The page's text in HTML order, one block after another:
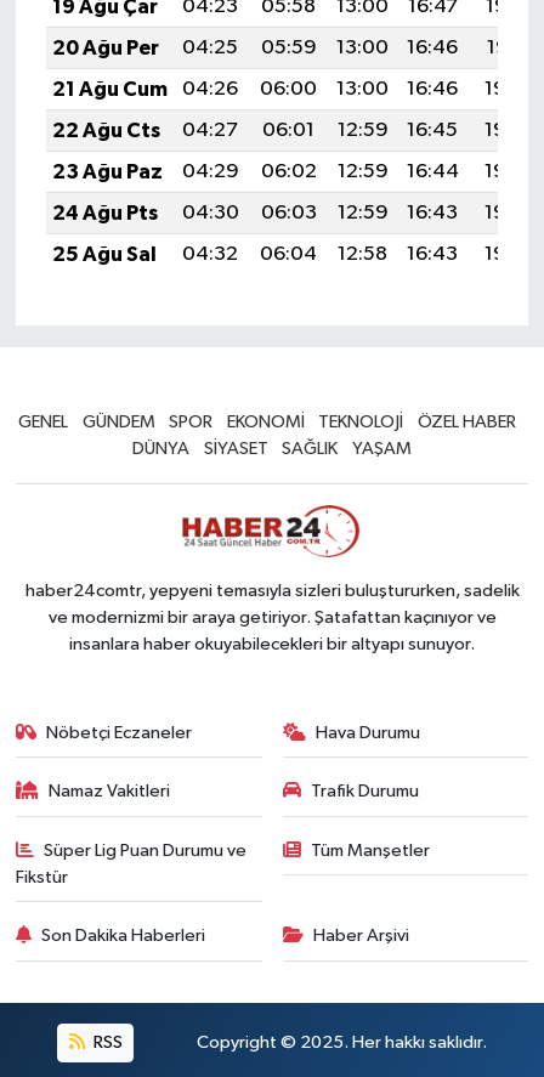
19 Ağu Çar
04:23 05:58 13:00 16:47
19:52
20 Ağu Per
04:25 05:59 13:00 16:46
19:51
21 Ağu Cum
04:26 06:00 13:00 16:46
19:49
22 Ağu Cts
04:27 06:01 12:59 16:45
19:48
23 Ağu Paz
04:29 06:02 12:59 16:44
19:46
24 Ağu Pts
04:30 06:03 12:59 16:43
19:45
25 Ağu Sal
04:32 06:04 12:58 16:43 19:43
GENEL GÜNDEM SPOR EKONOMİ TEKNOLOJİ
ÖZEL HABER
DÜNYA
SİYASET SAĞLIK YAŞAM
haber24comtr, yepyeni temasıyla sizleri buluştururken, sadelik
ve modernizmi bir araya getiriyor. Şatafattan kaçınıyor ve
insanlara haber okuyabilecekleri bir altyapı sunuyor.
Nöbetçi Eczaneler Hava Durumu
Namaz Vakitleri Trafik Durumu
Süper Lig Puan Durumu ve
Fikstür
Tüm Manşetler
Son Dakika Haberleri Haber Arşivi
RSS Copyright © 2025. Her hakkı saklıdır.